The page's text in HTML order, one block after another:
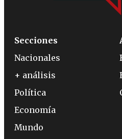
Secciones
Nacionales
+ análisis
Política
Economía
Mundo